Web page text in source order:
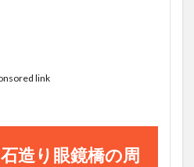
link
造り眼鏡橋の周